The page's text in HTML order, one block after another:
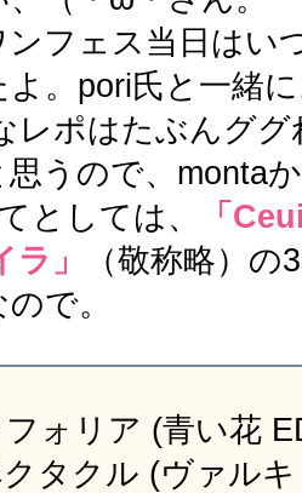
フェス当日はい
。pori氏と一緒
レポはたぶんグ
うので、monta
としては、
「
」
（敬称略）
で。
フォリア (青い花
クタクル (ヴァル